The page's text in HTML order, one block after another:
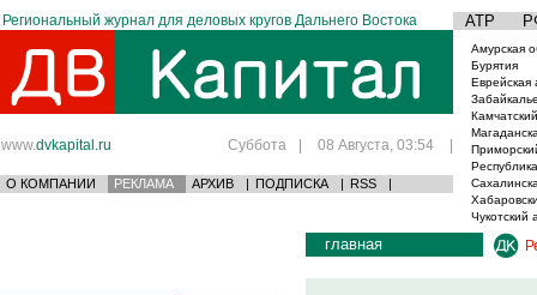
Региональный журнал для деловых кругов Дальнего Востока АТР
www.dvkapital.ru Суббота | 08 Августа, 03:54 |
О КОМПАНИИ РЕКЛАМА АРХИВ | ПОДПИСКА | RSS |
Амурская
Бурятия
Еврейская
Чукотский
главная